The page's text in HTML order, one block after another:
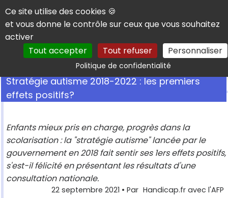
Panneau de gestion des cookies
Ce site utilise des cookies 🍪
et vous donne le contrôle sur ceux que vous souhaitez
activer
Tout accepter
Tout refuser Personnaliser
Politique de confidentialitéRechercher
Stratégie autisme 2018-2022 : les premiers
effets positifs?
Enfants mieux pris en charge, progrès dans la
scolarisation : la "stratégie autisme" lancée par le
gouvernement en 2018 fait sentir ses 1ers effets positifs,
s'est-il félicité en présentant les résultats d'une
consultation nationale.
22 septembre 2021 • Par Handicap.fr avec l'AFP